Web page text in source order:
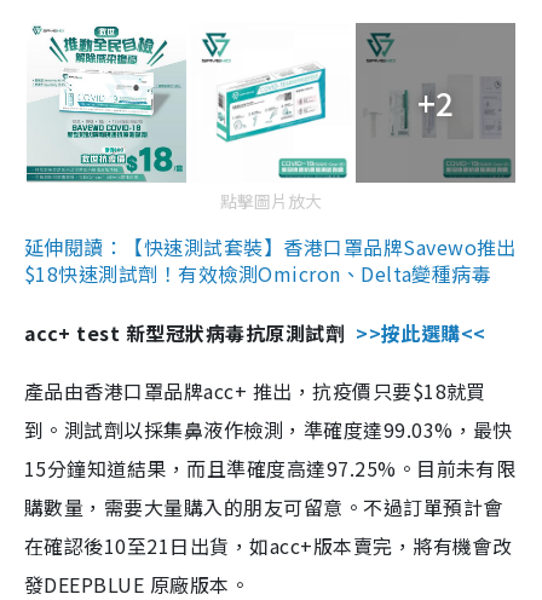
+2
點擊圖片放大
延伸閱讀：【快速測試套裝】香港口罩品牌Savewo推出
$18快速測試劑！有效檢測Omicron、Delta變種病毒
acc+ test 新型冠狀病毒抗原測試劑 >>按此選購<<
產品由香港口罩品牌acc+ 推出，抗疫價只要$18就買
到。測試劑以採集鼻液作檢測，準確度達99.03%，最快
15分鐘知道結果，而且準確度高達97.25%。目前未有限
購數量，需要大量購入的朋友可留意。不過訂單預計會
在確認後10至21日出貨，如acc+版本賣完，將有機會改
發DEEPBLUE 原廠版本。